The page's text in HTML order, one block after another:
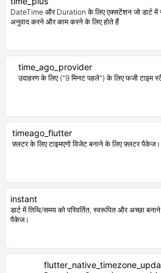
DateTime और Duration के लिए एक्सटेंशन जो डार्ट
अनुवाद करने और काम करने के लिए होते हैं
time_ago_provider
उदाहरण के लिए ("9 मिनट पहले") के लिए फजी टाइम
timeago_flutter
फ़्लटर के लिए टाइमएगो विजेट बनाने के लिए फ़्लटर
instant
डार्ट में तिथि/समय को परिवर्तित, स्वरूपित और अच्छा
पैकेज।